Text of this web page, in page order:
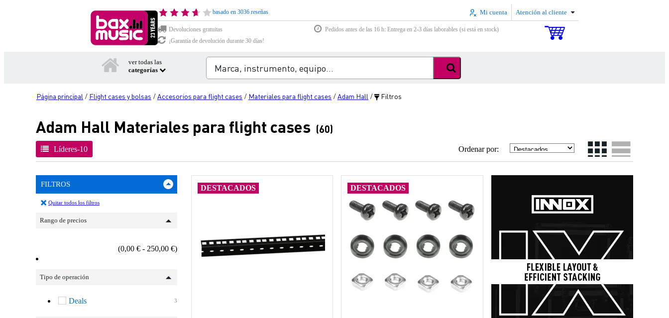
basado en 3036 reseñas Mi cuenta Atención al cliente
Devoluciones gratuitas
Pedidos antes de las 16 h: Entrega en 2-3 días laborables (si está en stock)
¡Garantía de devolución durante 30 días!
ver todas las
categorías
Página principal / Flight cases y bolsas /Accesorios para flight cases / Materiales para flight cases /Adam Hall / Filtros
Adam Hall Materiales para flight cases (60)
Líderes-10 Ordenar por:
FILTROS
Quitar todos los filtros
Rango de precios
(0,00 € - 250,00 €)
Tipo de operación
3
Deals
DESTACADOS DESTACADOS